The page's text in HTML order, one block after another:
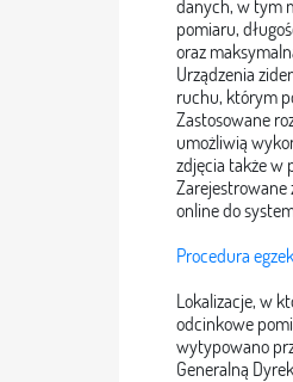
danych, w tym
pomiaru,
oraz
Urządzenia
ruchu, którym
Zastosowane
umożliwią
zdjęcia także w
Zarejestrowane
online do
Procedura
Lokalizacje, w
odcinkowe
wytypowano
Generalną